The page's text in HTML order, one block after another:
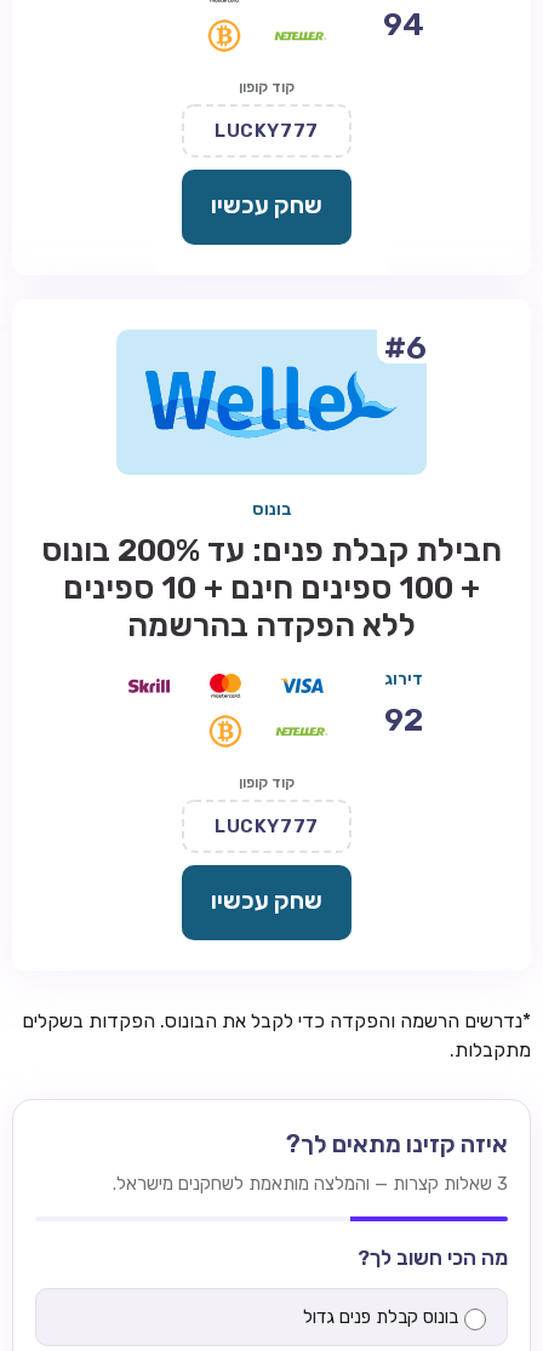
94
קוד קופון
LUCKY777
שחק עכשיו
#6
בונוס
חבילת קבלת פנים: עד 200% בונוס
+ 100 ספינים חינם + 10 ספינים
ללא הפקדה בהרשמה
דירוג
92
קוד קופון
LUCKY777
שחק עכשיו
*נדרשים הרשמה והפקדה כדי לקבל את הבונוס. הפקדות בשקלים
מתקבלות.
איזה קזינו מתאים לך?
3 שאלות קצרות — והמלצה מותאמת לשחקנים מישראל.
מה הכי חשוב לך?
בונוס קבלת פנים גדול